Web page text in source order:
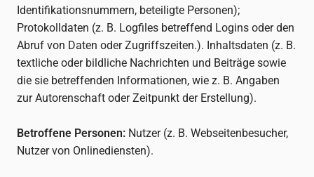
Identifikationsnummern, beteiligte Personen);
Protokolldaten (z. B. Logfiles betreffend Logins oder den
Abruf von Daten oder Zugriffszeiten.). Inhaltsdaten (z. B.
textliche oder bildliche Nachrichten und Beiträge sowie
die sie betreffenden Informationen, wie z. B. Angaben
zur Autorenschaft oder Zeitpunkt der Erstellung).
Betroffene Personen: Nutzer (z. B. Webseitenbesucher,
Nutzer von Onlinediensten).